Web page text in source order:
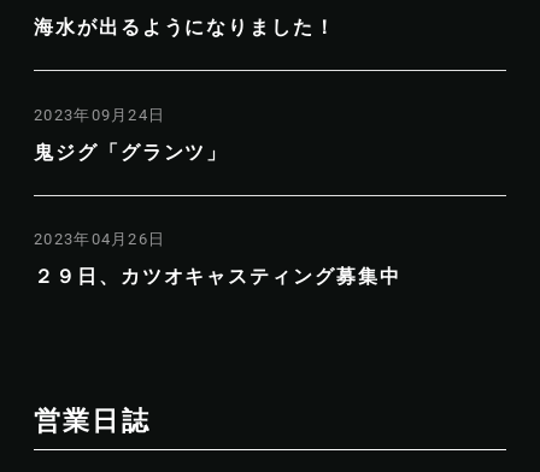
海水が出るようになりました！
2023年09月24日
鬼ジグ「グランツ」
2023年04月26日
２９日、カツオキャスティング募集中
営業日誌